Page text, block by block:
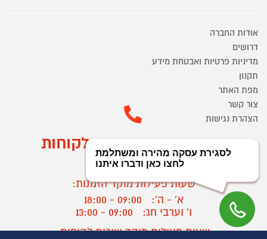
אודות החברה
דרושים
מדיניות פרטיות ואבטחת מידע
תקנון
מפת האתר
צור קשר
הצהרת נגישות
מוקד הזמנות ושירות לקוחות
03-9545370
שעות פעילות מוקד הזמנות:
א' - ה':
09:00 - 18:00
ו' וערבי חג:
09:00 - 13:00
שעות פעילות מוקד שירות לקוחות: